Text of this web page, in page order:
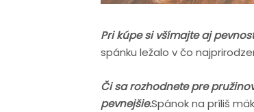
Pri kúpe si všímajte aj
spánku ležalo v čo
Či sa rozhodnete pre
pevnejšie.Spánok na príliš